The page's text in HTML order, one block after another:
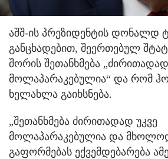
აშშ-ის პრეზიდენტის დონალდ
განცხადებით, შეერთებულ
შორის შეთანხმება „ძირითადად
მოლაპარაკებულია“ და რომ
ხელახლა გაიხსნება.
„შეთანხმება ძირითადად უკვე
მოლაპარაკებულია და
გაფორმებას ექვემდებარება